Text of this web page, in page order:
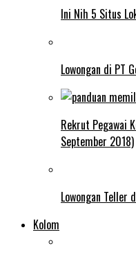
Ini Nih 5 Situs
Lowongan di PT
Rekrut Pegawai
September 2018)
Lowongan Teller
Kolom